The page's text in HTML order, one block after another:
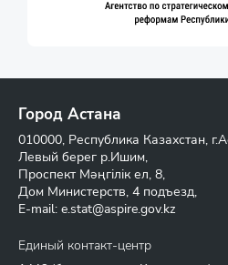
Город Астана
010000, Республика Казахстан,
Левый берег р.Ишим,
Проспект Мәңгілік ел, 8,
Дом Министерств, 4 подъезд,
E-mail: e.stat@aspire.gov.kz
Единый контакт-центр